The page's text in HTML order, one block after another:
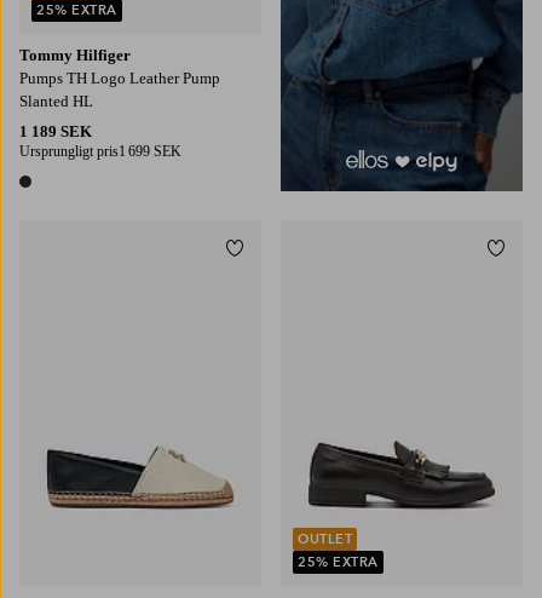
Tommy Hilfiger
Pumps TH Logo Leather Pump
Slanted HL
1 189 SEK
Ursprungligt pris1 699 SEK
1 färg
25% EXTRA
Lägg till i favoriter
OUTLET
25% EXTRA